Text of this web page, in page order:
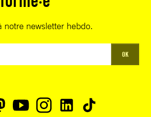
notre newsletter hebdo.
OK